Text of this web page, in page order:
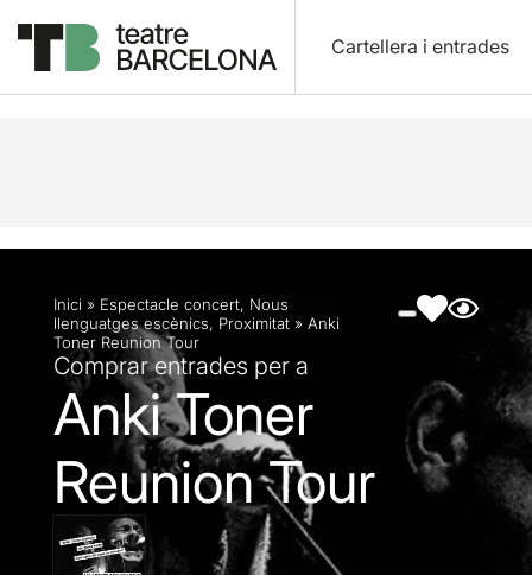
Cartellera i entrades
Descripció Fitxa artística Fotos i vídeos
Inici » Espectacle concert, Nous
llenguatges escènics, Proximitat » Anki
Toner Reunion Tour
Comprar entrades per a
Anki Toner
Reunion Tour